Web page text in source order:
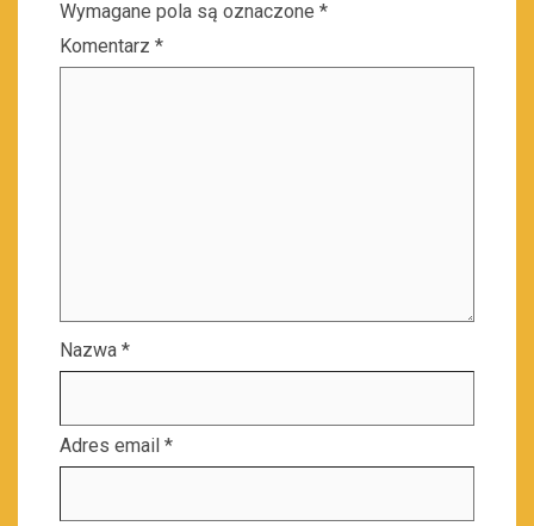
Wymagane pola są oznaczone *
Komentarz *
Nazwa *
Adres email *